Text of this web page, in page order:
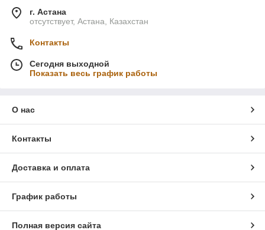
г. Астана
отсутствует, Астана, Казахстан
Контакты
Сегодня выходной
Показать весь график работы
О нас
Контакты
Доставка и оплата
График работы
Полная версия сайта